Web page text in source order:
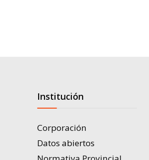
Institución
Corporación
Datos abiertos